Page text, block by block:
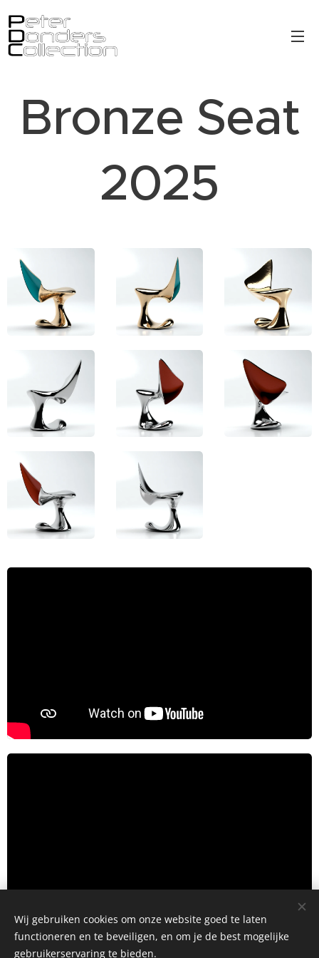
Bronze Seat
2025
Wij gebruiken cookies om onze website goed te laten
functioneren en te beveiligen, en om je de best mogelijke
gebruikerservaring te bieden.